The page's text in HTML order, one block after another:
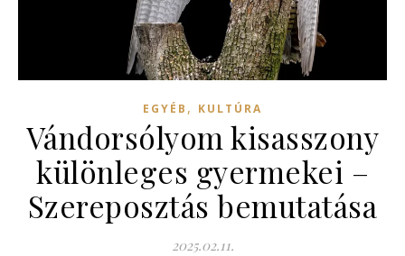
EGYÉB , KULTÚRA
Vándorsólyom kisasszony
különleges gyermekei –
Szereposztás bemutatása
2025.02.11.